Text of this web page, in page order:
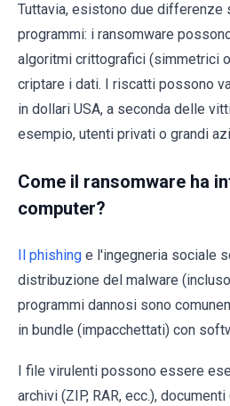
Tuttavia, esistono due differenze
programmi: i ransomware
algoritmi crittografici (simmetrici
criptare i dati. I riscatti possono
in dollari USA, a seconda delle
esempio, utenti privati o grandi
Come il ransomware ha
computer?
Il phishing e l'ingegneria sociale
distribuzione del malware
programmi dannosi sono
in bundle (impacchettati) con
I file virulenti possono essere
archivi (ZIP, RAR, ecc.),